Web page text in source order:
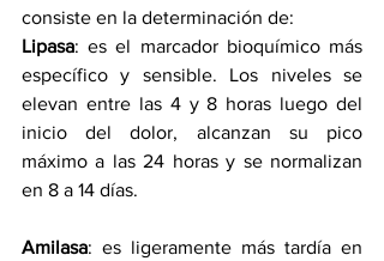
consiste en la determinación de:
Lipasa: es el marcador bioquímico más
específico y sensible. Los niveles se
elevan entre las 4 y 8 horas luego del
inicio del dolor, alcanzan su pico
máximo a las 24 horas y se normalizan
en 8 a 14 días.
Amilasa: es ligeramente más tardía en